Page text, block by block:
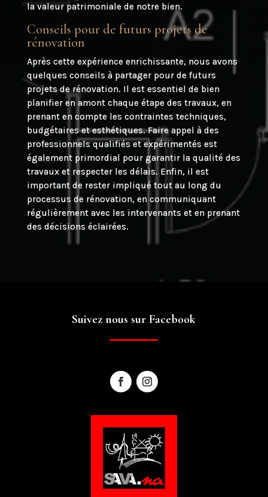
la valeur patrimoniale de notre bien.
Conseils pour de futurs projets de
rénovation
Après cette expérience enrichissante, nous avons
quelques conseils à partager pour de futurs
projets de rénovation. Il est essentiel de bien
planifier en amont chaque étape des travaux, en
prenant en compte les contraintes techniques,
budgétaires et esthétiques. Faire appel à des
professionnels qualifiés et expérimentés est
également primordial pour garantir la qualité des
travaux et respecter les délais. Enfin, il est
important de rester impliqué tout au long du
processus de rénovation, en communiquant
régulièrement avec les intervenants et en prenant
des décisions éclairées.
Suivez nous sur Facebook